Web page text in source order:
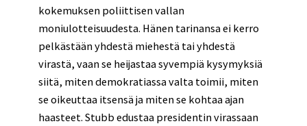
kokemuksen poliittisen vallan
moniulotteisuudesta. Hänen tarinansa ei kerro
pelkästään yhdestä miehestä tai yhdestä
virastä, vaan se heijastaa syvempiä kysymyksiä
siitä, miten demokratiassa valta toimii, miten
se oikeuttaa itsensä ja miten se kohtaa ajan
haasteet. Stubb edustaa presidentin virassaan